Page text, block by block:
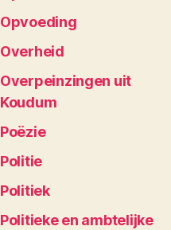
Opvoeding
Overheid
Overpeinzingen uit
Koudum
Poëzie
Politie
Politiek
Politieke en ambtelijke